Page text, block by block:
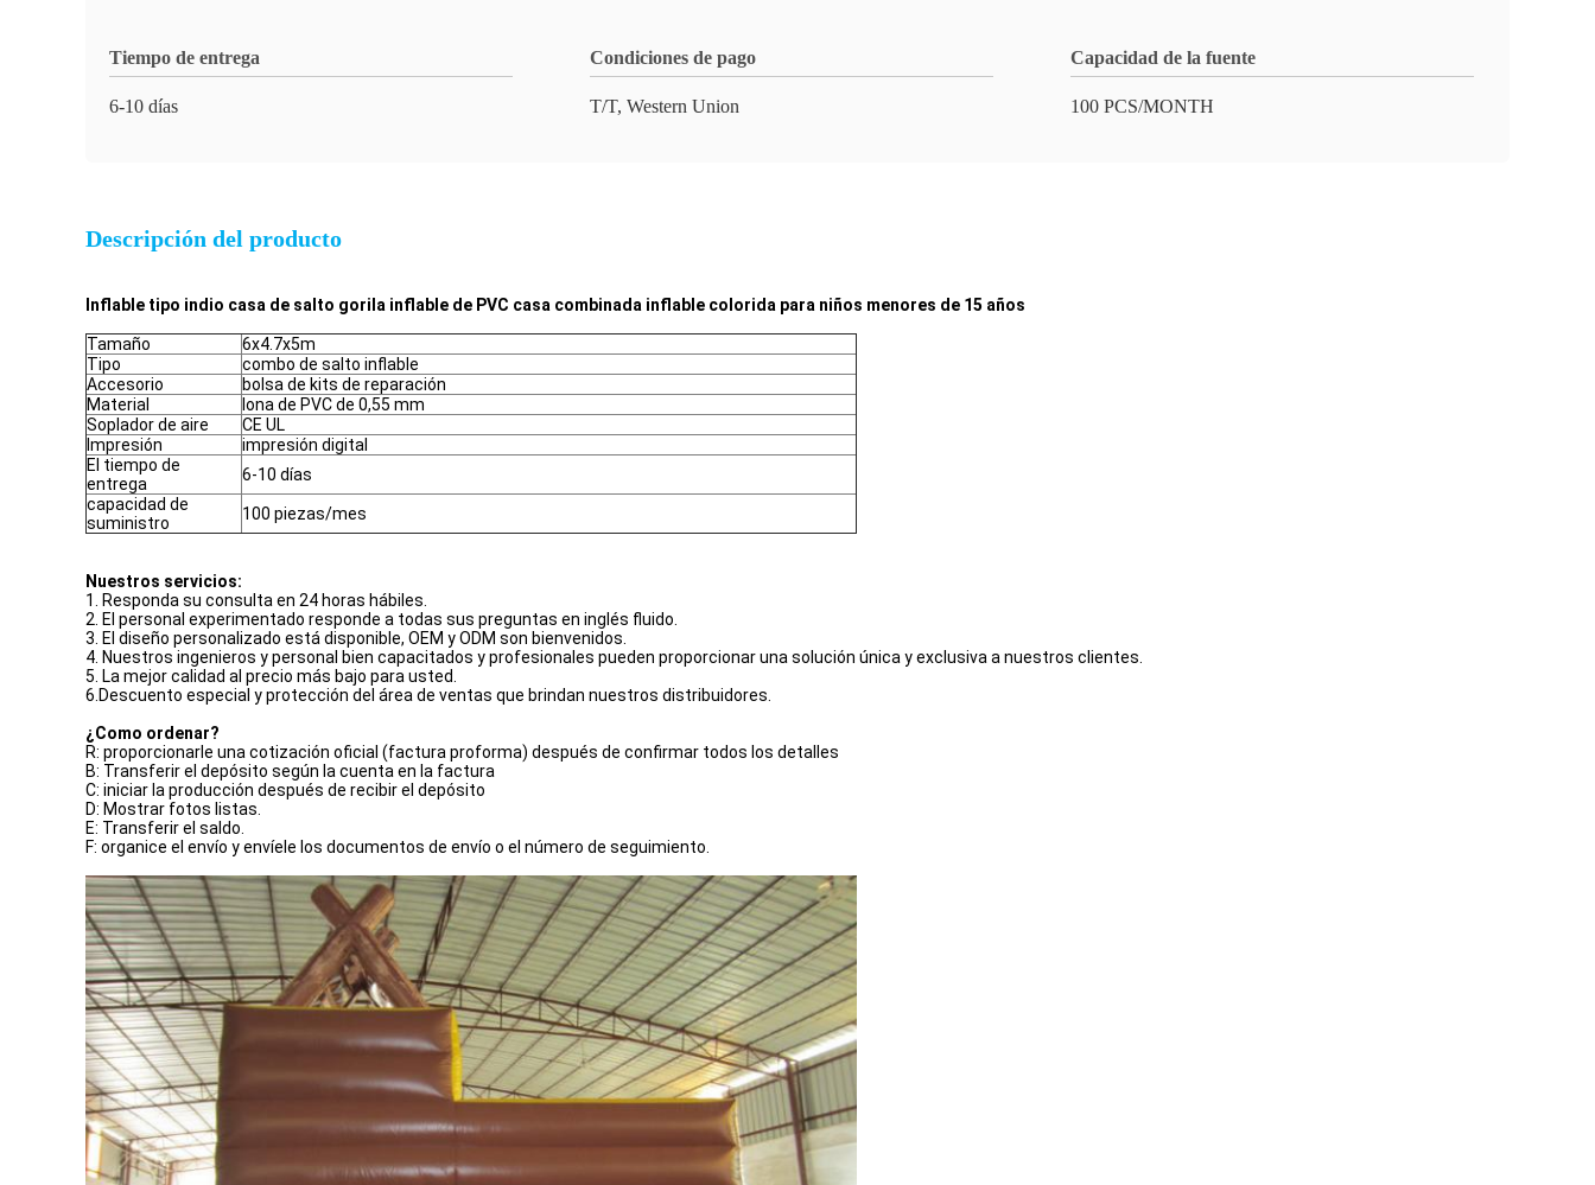
Tiempo de entrega
6-10 días
Condiciones de pago
T/T, Western Union
Capacidad de la fuente
100 PCS/MONTH
Descripción del producto
Inflable tipo indio casa de salto gorila inflable de PVC casa combinada inflable colorida para niños menores de 15 años
Tamaño
6x4.7x5m
Tipo
combo de salto inflable
Accesorio
bolsa de kits de reparación
Material
lona de PVC de 0,55 mm
Soplador de aire
CE UL
Impresión
impresión digital
El tiempo de
entrega
6-10 días
capacidad de
suministro
100 piezas/mes
Nuestros servicios:
1. Responda su consulta en 24 horas hábiles.
2. El personal experimentado responde a todas sus preguntas en inglés fluido.
3. El diseño personalizado está disponible, OEM y ODM son bienvenidos.
4. Nuestros ingenieros y personal bien capacitados y profesionales pueden proporcionar una solución única y exclusiva a nuestros clientes.
5. La mejor calidad al precio más bajo para usted.
6.Descuento especial y protección del área de ventas que brindan nuestros distribuidores.
¿Como ordenar?
R: proporcionarle una cotización oficial (factura proforma) después de confirmar todos los detalles
B: Transferir el depósito según la cuenta en la factura
C: iniciar la producción después de recibir el depósito
D: Mostrar fotos listas.
E: Transferir el saldo.
F: organice el envío y envíele los documentos de envío o el número de seguimiento.